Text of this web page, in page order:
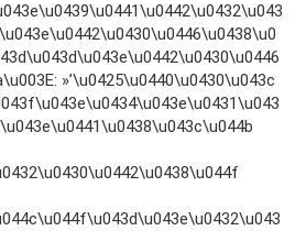
»’\u0425\u0440\u0430\u043c